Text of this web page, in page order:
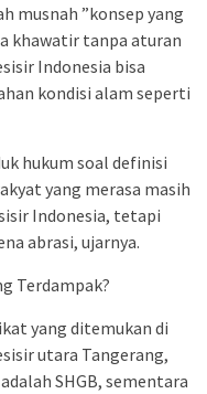
musnah ”konsep yang
khawatir tanpa aturan
Indonesia bisa
kondisi alam seperti
hukum soal definisi
yang merasa masih
Indonesia, tetapi
abrasi, ujarnya.
Terdampak?
yang ditemukan di
utara Tangerang,
SHGB, sementara